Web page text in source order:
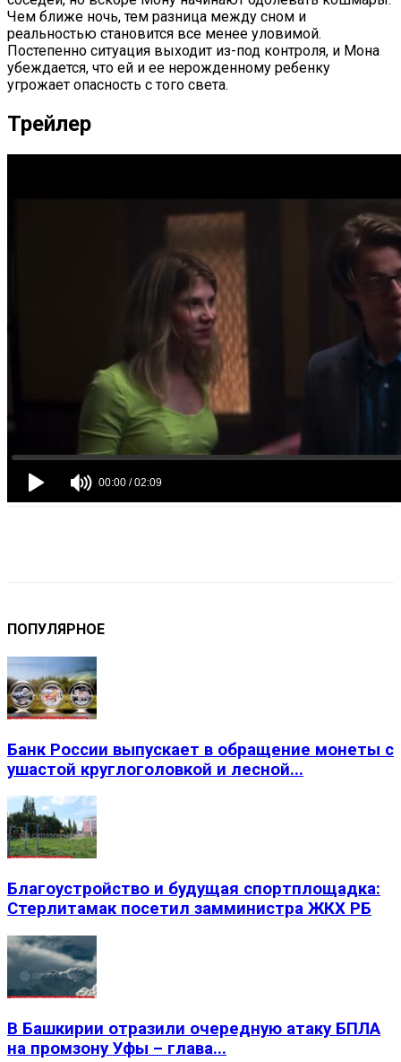
Чем ближе ночь, тем разница между сном и
реальностью становится все менее уловимой.
Постепенно ситуация выходит из-под контроля, и Мона
убеждается, что ей и ее нерожденному ребенку
угрожает опасность с того света.
Трейлер
ПОПУЛЯРНОЕ
Банк России выпускает в обращение монеты с
ушастой круглоголовкой и лесной...
Благоустройство и будущая спортплощадка:
Стерлитамак посетил замминистра ЖКХ РБ
В Башкирии отразили очередную атаку БПЛА
на промзону Уфы – глава...